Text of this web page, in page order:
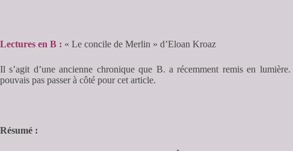
Lectures en B : « Le concile de Merlin » d’Eloan Kroaz
Il s’agit d’une ancienne chronique que B. a récemment remis en
pouvais pas passer à côté pour cet article.
Résumé :